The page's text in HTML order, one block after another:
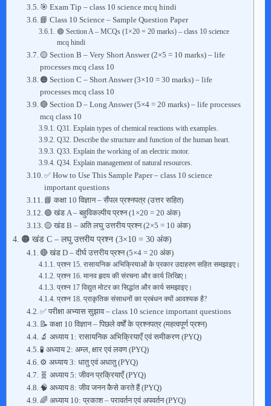
🎯 Exam Tip – class 10 science mcq hindi
📘 Class 10 Science – Sample Question Paper
🟢 Section A – MCQs (1×20 = 20 marks) – class 10 science
mcq hindi
🟡 Section B – Very Short Answer (2×5 = 10 marks) – life
processes mcq class 10
🟠 Section C – Short Answer (3×10 = 30 marks) – life
processes mcq class 10
🔴 Section D – Long Answer (5×4 = 20 marks) – life processes
mcq class 10
Q31. Explain types of chemical reactions with examples.
Q32. Describe the structure and function of the human heart.
Q33. Explain the working of an electric motor.
Q34. Explain management of natural resources.
✅ How to Use This Sample Paper – class 10 science
important questions
📘 कक्षा 10 विज्ञान – सैंपल प्रश्नपत्र (उत्तर सहित)
🟢 खंड A – बहुविकल्पीय प्रश्न (1×20 = 20 अंक)
🟡 खंड B – अति लघु उत्तरीय प्रश्न (2×5 = 10 अंक)
🟠 खंड C – लघु उत्तरीय प्रश्न (3×10 = 30 अंक)
🔴 खंड D – दीर्घ उत्तरीय प्रश्न (5×4 = 20 अंक)
प्रश्न 15. रासायनिक अभिक्रियाओं के प्रकार उदाहरण सहित समझाइए।
प्रश्न 16. मानव हृदय की संरचना और कार्य लिखिए।
प्रश्न 17 विद्युत मोटर का सिद्धांत और कार्य समझाइए।
प्रश्न 18. प्राकृतिक संसाधनों का प्रबंधन क्यों आवश्यक है?
✅ परीक्षा अभ्यास सुझाव – class 10 science important questions
📝 कक्षा 10 विज्ञान – पिछले वर्षों के प्रश्नपत्र (महत्वपूर्ण प्रश्न)
🔬 अध्याय 1: रासायनिक अभिक्रियाएँ एवं समीकरण (PYQ)
🧪 अध्याय 2: अम्ल, क्षार एवं लवण (PYQ)
⚙️ अध्याय 3: धातु एवं अधातु (PYQ)
🧬 अध्याय 5: जीवन प्रक्रियाएँ (PYQ)
🧠 अध्याय 8: जीव जनन कैसे करते हैं (PYQ)
🌈 अध्याय 10: प्रकाश – परावर्तन एवं अपवर्तन (PYQ)